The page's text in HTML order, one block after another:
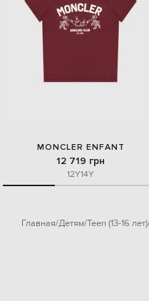
MONCLER ENFANT
12 719 грн
12Y14Y
Главная Детям Teen (13-16 лет)